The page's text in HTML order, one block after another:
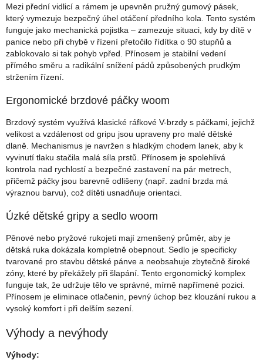
Mezi přední vidlicí a rámem je upevněn pružný gumový pásek,
který vymezuje bezpečný úhel otáčení předního kola. Tento systém
funguje jako mechanická pojistka – zamezuje situaci, kdy by dítě v
panice nebo při chybě v řízení přetočilo řídítka o 90 stupňů a
zablokovalo si tak pohyb vpřed. Přínosem je stabilní vedení
přímého směru a radikální snížení pádů způsobených prudkým
stržením řízení.
Ergonomické brzdové páčky woom
Brzdový systém využívá klasické ráfkové V-brzdy s páčkami, jejichž
velikost a vzdálenost od gripu jsou upraveny pro malé dětské
dlaně. Mechanismus je navržen s hladkým chodem lanek, aby k
vyvinutí tlaku stačila malá síla prstů. Přínosem je spolehlivá
kontrola nad rychlostí a bezpečné zastavení na pár metrech,
přičemž páčky jsou barevně odlišeny (např. zadní brzda má
výraznou barvu), což dítěti usnadňuje orientaci.
Úzké dětské gripy a sedlo woom
Pěnové nebo pryžové rukojeti mají zmenšený průměr, aby je
dětská ruka dokázala kompletně obepnout. Sedlo je specificky
tvarované pro stavbu dětské pánve a neobsahuje zbytečně široké
zóny, které by překážely při šlapání. Tento ergonomický komplex
funguje tak, že udržuje tělo ve správné, mírně napřímené pozici.
Přínosem je eliminace otlačenin, pevný úchop bez klouzání rukou a
vysoký komfort i při delším sezení.
Výhody a nevýhody
Výhody: